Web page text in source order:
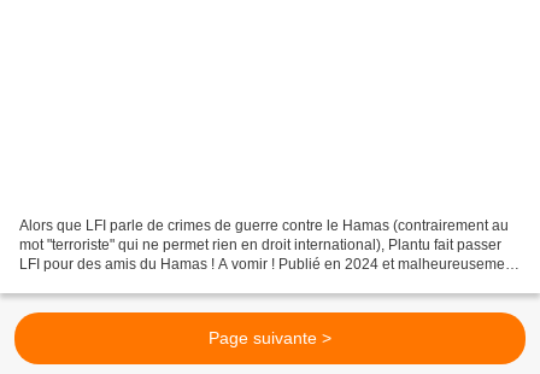
Alors que LFI parle de crimes de guerre contre le Hamas (contrairement au
mot "terroriste" qui ne permet rien en droit international), Plantu fait passer
LFI pour des amis du Hamas ! A vomir ! Publié en 2024 et malheureusement
Page suivante >